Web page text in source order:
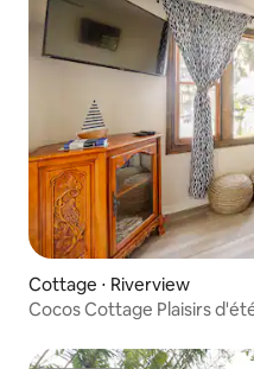
Cottage ⋅ Riverview
Cocos Cottage Plaisirs d'été ! 10 % de réduction Du